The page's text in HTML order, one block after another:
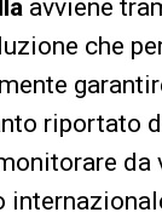
avviene
che
riportato